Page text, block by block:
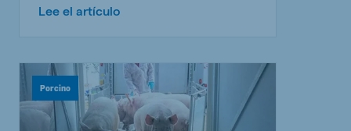
Lee el artículo
Porcino